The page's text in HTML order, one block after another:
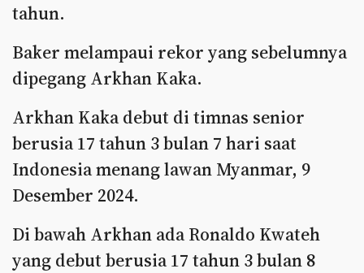
tahun.
Baker melampaui rekor yang sebelumnya
dipegang Arkhan Kaka.
Arkhan Kaka debut di timnas senior
berusia 17 tahun 3 bulan 7 hari saat
Indonesia menang lawan Myanmar, 9
Desember 2024.
Di bawah Arkhan ada Ronaldo Kwateh
yang debut berusia 17 tahun 3 bulan 8